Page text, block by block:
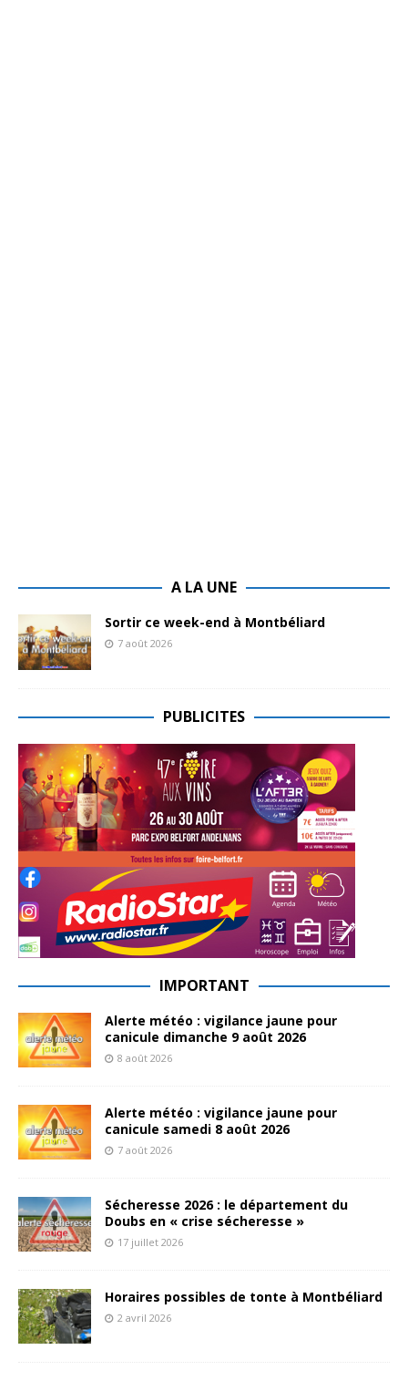
A LA UNE
Sortir ce week-end à Montbéliard
7 août 2026
PUBLICITES
IMPORTANT
Alerte météo : vigilance jaune pour
canicule dimanche 9 août 2026
8 août 2026
Alerte météo : vigilance jaune pour
canicule samedi 8 août 2026
7 août 2026
Sécheresse 2026 : le département du
Doubs en « crise sécheresse »
17 juillet 2026
Horaires possibles de tonte à Montbéliard
2 avril 2026